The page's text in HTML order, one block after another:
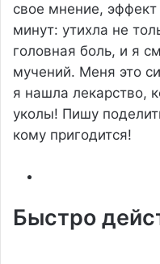
свое мнение, эффект
минут: утихла не
головная боль, и я
мучений. Меня это
я нашла лекарство,
уколы! Пишу
кому пригодится!
Быстро